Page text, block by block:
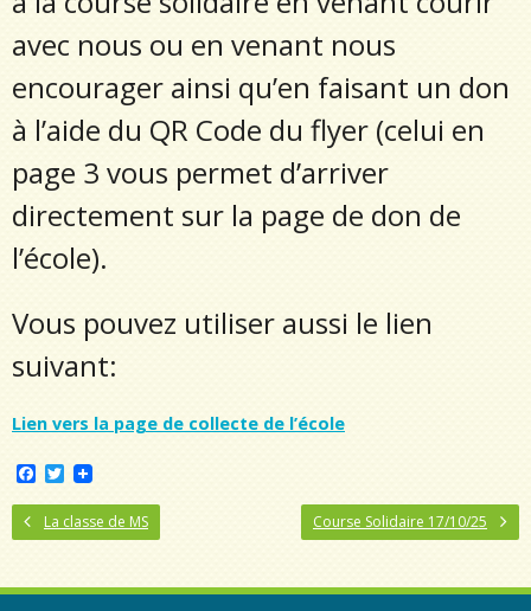
avec nous ou en venant nous
encourager ainsi qu’en faisant un don
à l’aide du QR Code du flyer (celui en
page 3 vous permet d’arriver
directement sur la page de don de
l’école).
Vous pouvez utiliser aussi le lien
suivant:
Lien vers la page de collecte de l’école
c
e
o
T
i
t
r
La classe de MS Course Solidaire 17/10/25